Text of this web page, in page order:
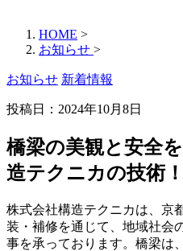
HOME >
お知らせ >
お知らせ 新着情報
投稿日： 2024年10月8日
橋梁の美観と安全
造テクニカの技術！
株式会社構造テクニカは、京
装・補修を通じて、地域社会
事を承っております。橋梁は